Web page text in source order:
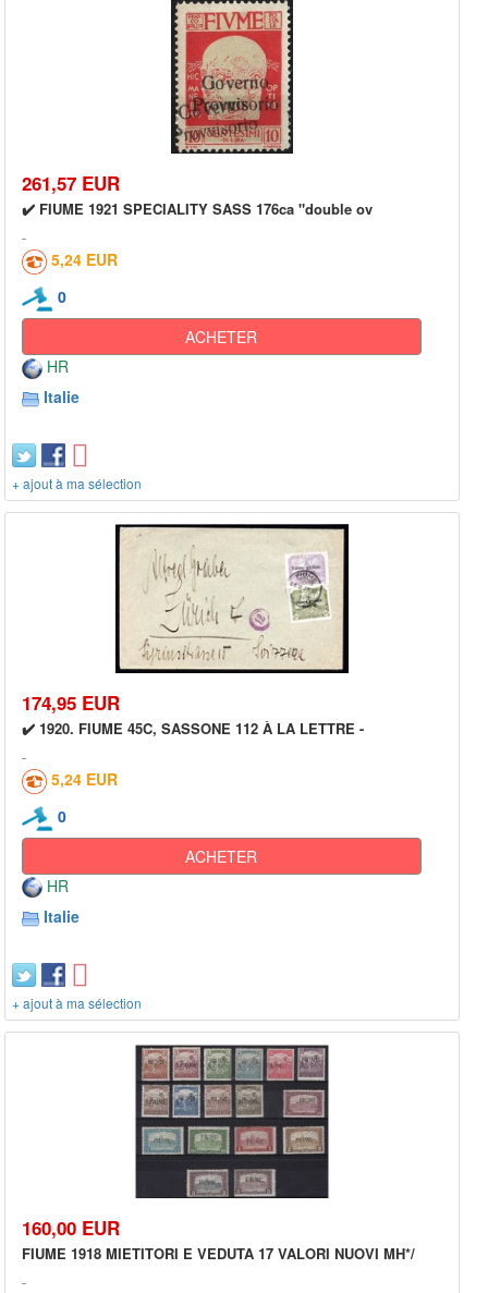
261,57 EUR
✔️ FIUME 1921 SPECIALITY SASS 176ca "double ov
5,24 EUR
0
ACHETER
HR
Italie
+ ajout à ma sélection
174,95 EUR
✔️ 1920. FIUME 45C, SASSONE 112 À LA LETTRE -
5,24 EUR
0
ACHETER
HR
Italie
+ ajout à ma sélection
160,00 EUR
FIUME 1918 MIETITORI E VEDUTA 17 VALORI NUOVI MH*/